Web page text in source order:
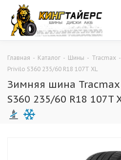
Главная - Каталог - Шины - Tracmax -
Privilo S360 235/60 R18 107T XL
Зимняя шина
S360 235/60 R18 107T